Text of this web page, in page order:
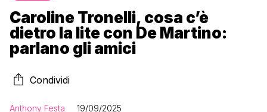
Caroline Tronelli, cosa c’è
dietro la lite con De Martino:
parlano gli amici
Condividi
Anthony Festa 19/09/2025